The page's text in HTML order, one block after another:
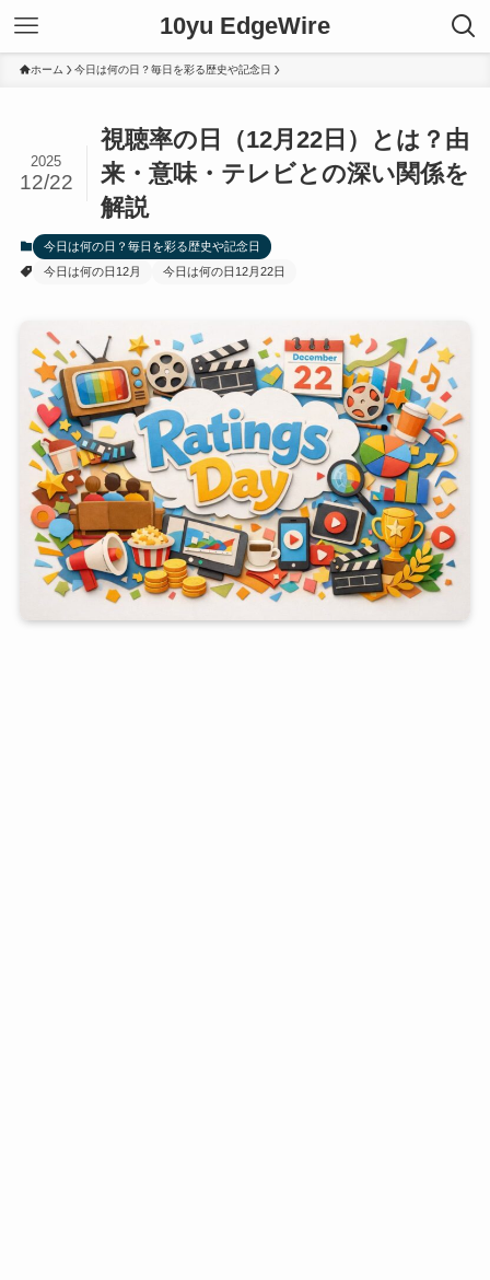
10yu EdgeWire
ホーム 今日は何の日？毎日を彩る歴史や記念日
視聴率の日（12月22日）とは？由
来・意味・テレビとの深い関係を
解説
2025
12/22
今日は何の日？毎日を彩る歴史や記念日
今日は何の日12月
今日は何の日12月22日